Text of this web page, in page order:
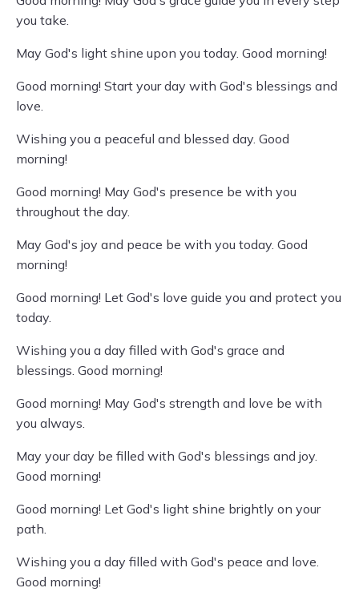
you take.
May God's light shine upon you today. Good morning!
Good morning! Start your day with God's blessings and
love.
Wishing you a peaceful and blessed day. Good
morning!
Good morning! May God's presence be with you
throughout the day.
May God's joy and peace be with you today. Good
morning!
Good morning! Let God's love guide you and protect you
today.
Wishing you a day filled with God's grace and
blessings. Good morning!
Good morning! May God's strength and love be with
you always.
May your day be filled with God's blessings and joy.
Good morning!
Good morning! Let God's light shine brightly on your
path.
Wishing you a day filled with God's peace and love.
Good morning!